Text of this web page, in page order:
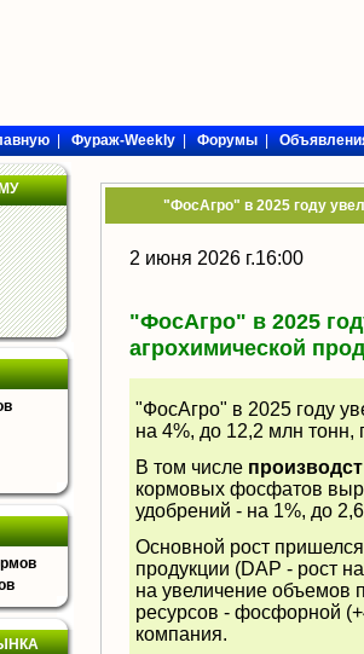
|Фураж-Weekly|Форумы|
"ФосАгро" в 2025 году
2 июня 2026 г.16:00
"ФосАгро" в 2025
агрохимической
"ФосАгро" в 2025 году
на 4%, до 12,2 млн тонн,
В том числе
кормовых фосфатов
удобрений - на 1%, до
Основной рост
продукции (DAP - рост
на увеличение объемов
ресурсов - фосфорной
компания.